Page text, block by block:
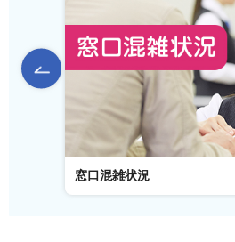
前のスライドを表示
窓口混雑状況